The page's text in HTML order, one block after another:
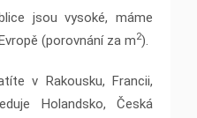
jsou vysoké, máme
(porovnání za m2).
v Rakousku, Francii,
Holandsko, Česká